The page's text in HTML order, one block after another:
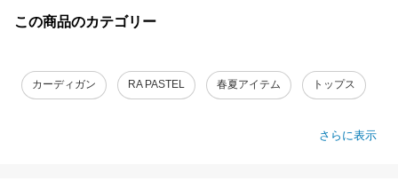
この商品のカテゴリー
カーディガン RA PASTEL 春夏アイテム トップス
さらに表示